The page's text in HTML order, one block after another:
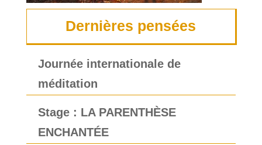
Dernières pensées
Journée internationale de
méditation
Stage : LA PARENTHÈSE
ENCHANTÉE